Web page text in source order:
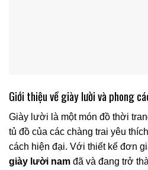
Giới thiệu về giày lười và phong
Giày lười là một món đồ thời
tủ đồ của các chàng trai yêu
cách hiện đại. Với thiết kế đơn
giày lười nam đã và đang trở